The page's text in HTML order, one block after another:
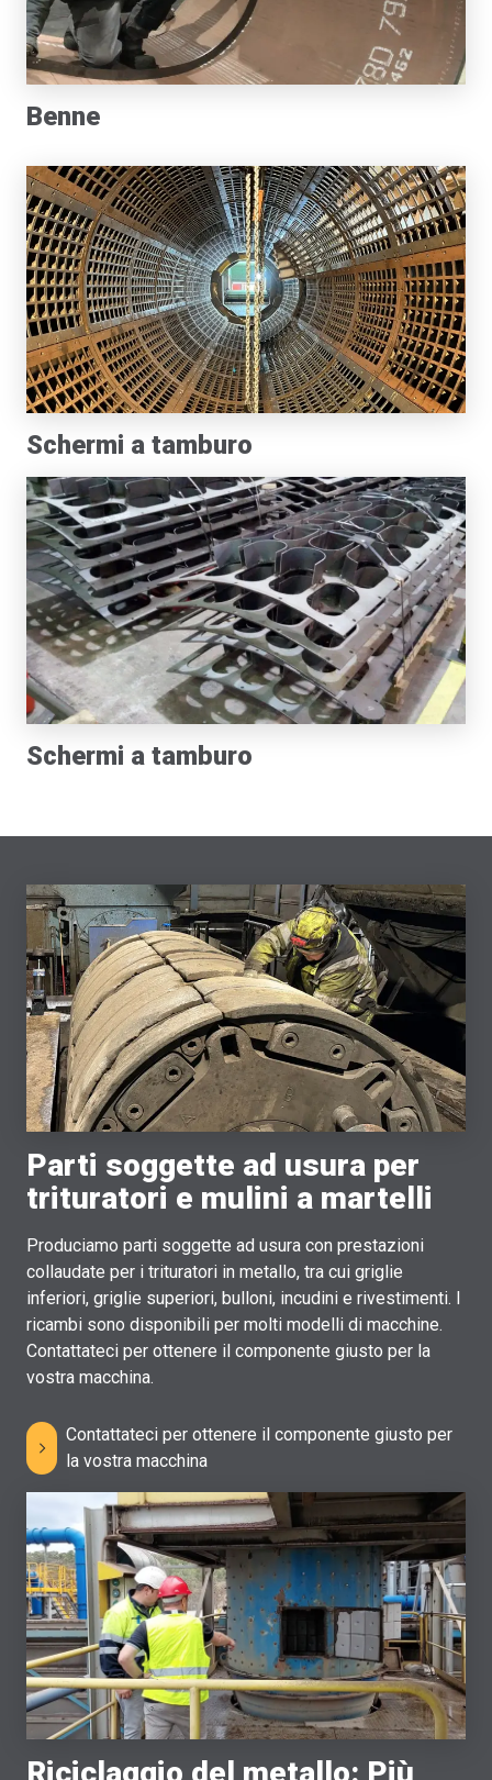
Benne
Schermi a tamburo
Schermi a tamburo
Parti soggette ad usura per
trituratori e mulini a martelli
Produciamo parti soggette ad usura con prestazioni
collaudate per i trituratori in metallo, tra cui griglie
inferiori, griglie superiori, bulloni, incudini e rivestimenti. I
ricambi sono disponibili per molti modelli di macchine.
Contattateci per ottenere il componente giusto per la
vostra macchina.
Contattateci per ottenere il componente giusto per
la vostra macchina